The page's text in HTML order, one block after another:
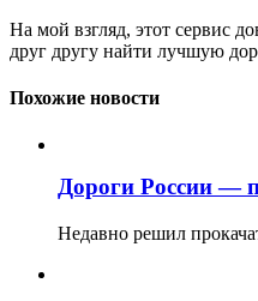
На мой взгляд, этот сервис
друг другу найти лучшую
Похожие новости
Дороги России —
Недавно решил